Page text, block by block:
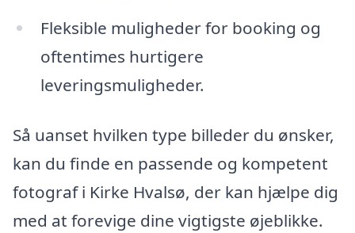
Fleksible muligheder for booking og
oftentimes hurtigere
leveringsmuligheder.
Så uanset hvilken type billeder du ønsker,
kan du finde en passende og kompetent
fotograf i Kirke Hvalsø, der kan hjælpe dig
med at forevige dine vigtigste øjeblikke.